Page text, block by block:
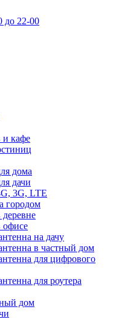
до 22-00
и кафе
дома
дачи
3G, LTE
городом
офисе
на дачу
в частный дом
для цифрового
для роутера
дом